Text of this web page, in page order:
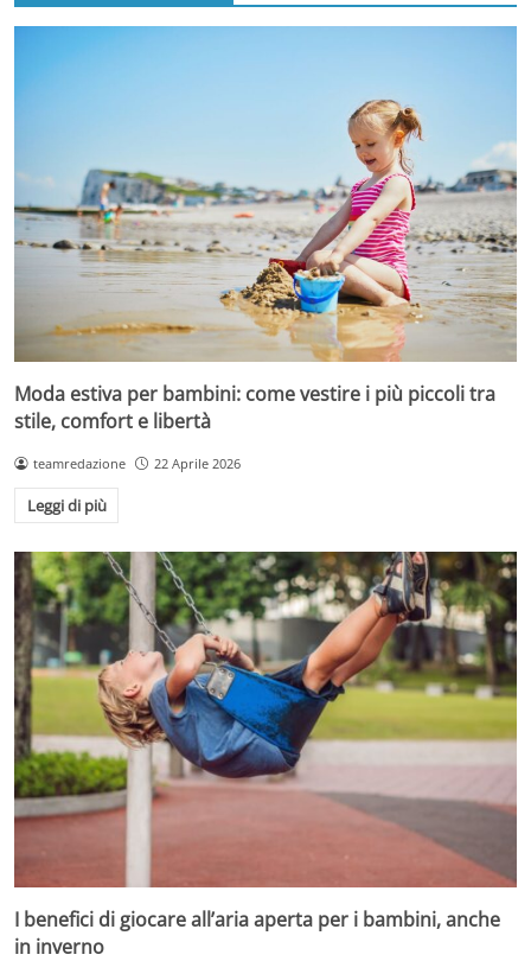
Moda estiva per bambini: come vestire i più piccoli tra
stile, comfort e libertà
teamredazione 22 Aprile 2026
Leggi di più
I benefici di giocare all’aria aperta per i bambini, anche
in inverno